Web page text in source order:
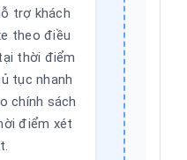
trợ khách
theo điều
thời điểm
tục nhanh
chính sách
điểm xét